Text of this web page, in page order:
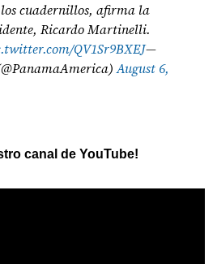
cuadernillos, afirma la
Ricardo Martinelli.
QV1Sr9BXEJ—
August 6,
canal de YouTube!